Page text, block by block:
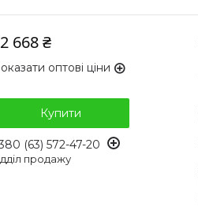
668 ₴
оптові ціни
Купити
(63) 572-47-20
продажу